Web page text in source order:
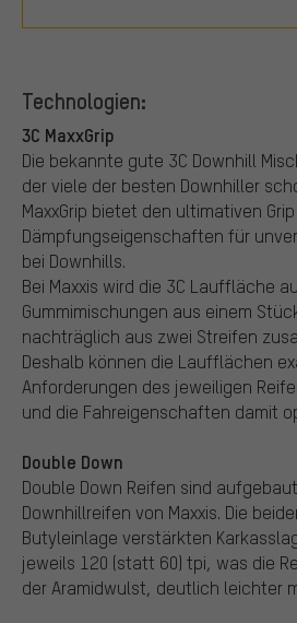
Technologien:
3C MaxxGrip
Die bekannte gute 3C Downhill
der viele der besten Downhiller
MaxxGrip bietet den ultimativen
Dämpfungseigenschaften für
bei Downhills.
Bei Maxxis wird die 3C Lauffläche
Gummimischungen aus einem
nachträglich aus zwei Streifen
Deshalb können die Laufflächen
Anforderungen des jeweiligen
und die Fahreigenschaften damit
Double Down
Double Down Reifen sind
Downhillreifen von Maxxis. Die
Butyleinlage verstärkten
jeweils 120 (statt 60) tpi, was die
der Aramidwulst, deutlich leichter